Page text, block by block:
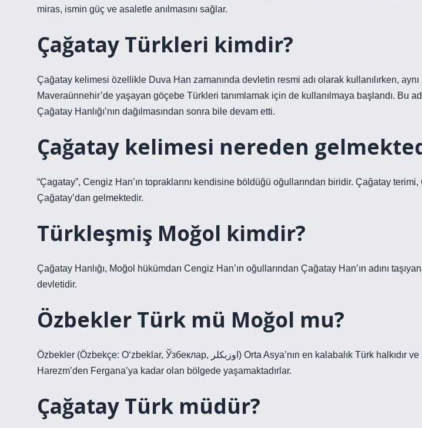
miras, ismin güç ve asaletle anılmasını sağlar.
Çağatay Türkleri kimdir?
Çağatay kelimesi özellikle Duva Han zamanında devletin resmi adı olarak kullanılırken, aynı
Maveraünnehir’de yaşayan göçebe Türkleri tanımlamak için de kullanılmaya başlandı. Bu
Çağatay Hanlığı’nın dağılmasından sonra bile devam etti.
Çağatay kelimesi nereden
“Çagatay”, Cengiz Han’ın topraklarını kendisine böldüğü oğullarından biridir. Çağatay
Çağatay’dan gelmektedir.
Türkleşmiş Moğol kimdir?
Çağatay Hanlığı, Moğol hükümdarı Cengiz Han’ın oğullarından Çağatay Han’ın adını
devletidir.
Özbekler Türk mü Moğol mu?
Özbekler (Özbekçe: Oʻzbeklar, Ўзбеклар, اوزبکلر) Orta Asya’nın en kalabalık Türk halkıdır ve Batı Türkistan’da
Harezm’den Fergana’ya kadar olan bölgede yaşamaktadırlar.
Çağatay Türk müdür?